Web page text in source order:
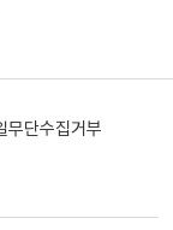
무단수집거부